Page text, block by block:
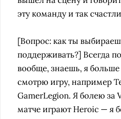
эту команду и так
[Вопрос: как ты
поддерживать?] Всегда
вообще, знаешь, я
смотрю игру, например
GamerLegion. Я болею за
матче играют Heroic — я